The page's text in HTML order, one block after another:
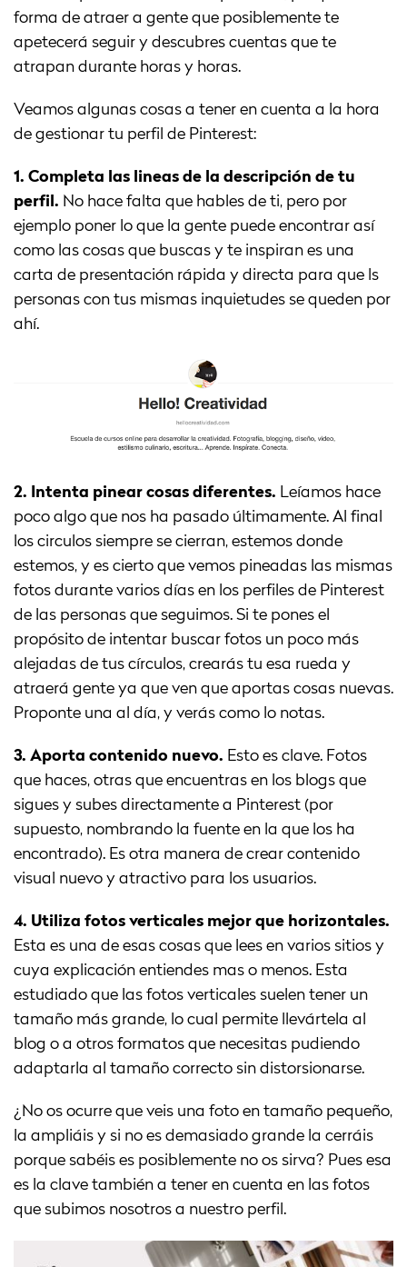
forma de atraer a gente que posiblemente te
apetecerá seguir y descubres cuentas que te
atrapan durante horas y horas.
Veamos algunas cosas a tener en cuenta a la hora
de gestionar tu perfil de Pinterest:
1. Completa las lineas de la descripción de tu
perfil. No hace falta que hables de ti, pero por
ejemplo poner lo que la gente puede encontrar así
como las cosas que buscas y te inspiran es una
carta de presentación rápida y directa para que ls
personas con tus mismas inquietudes se queden por
ahí.
2. Intenta pinear cosas diferentes. Leíamos hace
poco algo que nos ha pasado últimamente. Al final
los circulos siempre se cierran, estemos donde
estemos, y es cierto que vemos pineadas las mismas
fotos durante varios días en los perfiles de Pinterest
de las personas que seguimos. Si te pones el
propósito de intentar buscar fotos un poco más
alejadas de tus círculos, crearás tu esa rueda y
atraerá gente ya que ven que aportas cosas nuevas.
Proponte una al día, y verás como lo notas.
3. Aporta contenido nuevo. Esto es clave. Fotos
que haces, otras que encuentras en los blogs que
sigues y subes directamente a Pinterest (por
supuesto, nombrando la fuente en la que los ha
encontrado). Es otra manera de crear contenido
visual nuevo y atractivo para los usuarios.
4. Utiliza fotos verticales mejor que horizontales.
Esta es una de esas cosas que lees en varios sitios y
cuya explicación entiendes mas o menos. Esta
estudiado que las fotos verticales suelen tener un
tamaño más grande, lo cual permite llevártela al
blog o a otros formatos que necesitas pudiendo
adaptarla al tamaño correcto sin distorsionarse.
¿No os ocurre que veis una foto en tamaño pequeño,
la ampliáis y si no es demasiado grande la cerráis
porque sabéis es posiblemente no os sirva? Pues esa
es la clave también a tener en cuenta en las fotos
que subimos nosotros a nuestro perfil.